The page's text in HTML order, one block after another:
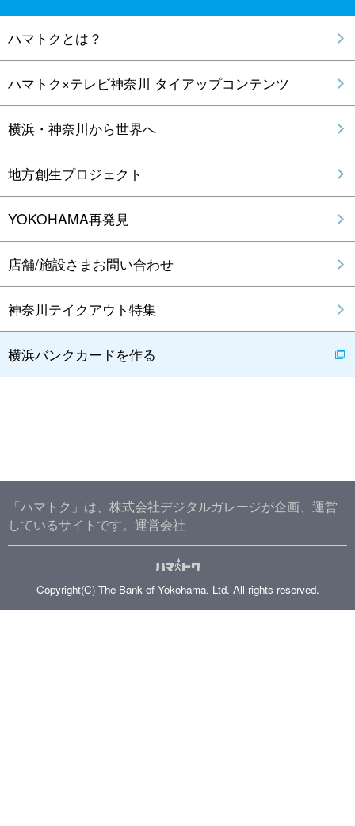
暮らす
ランキングから探す
月間別 エリア別
ジャンル別 テーマ別
ハマトクとは？
ハマトク×テレビ神奈川 タイアップコンテンツ
YOKOHAMA再発見
店舗/施設さまお問い合わせ
横浜バンクカードを作る